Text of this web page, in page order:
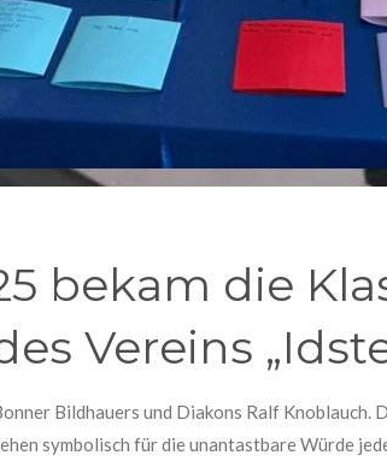
bekam die
Vereins
Bildhauers und Diakons Ralf
symbolisch für die unantastbare Würde